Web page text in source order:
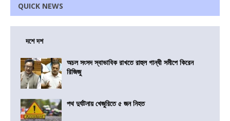
QUICK NEWS
দশে দশ
অচল সংসদ স্বাভাবিক রাখতে রাহুল গান্ধী সমীপে কিরেন
রিজিজু
পথ দুর্ঘটনায় খেজুরিতে ৫ জন নিহত